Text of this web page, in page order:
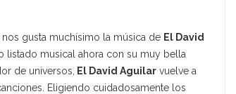
nos gusta muchísimo la música de El David
listado musical ahora con su muy bella
de universos,
El David Aguilar vuelve a
Eligiendo cuidadosamente los